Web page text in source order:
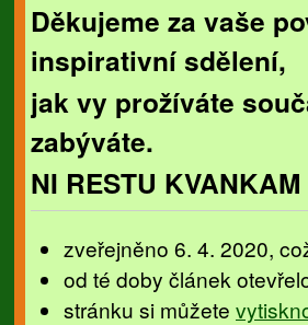
Děkujeme za vaše
inspirativní sdělení,
jak vy prožíváte
zabýváte.
NI RESTU
zveřejněno 6. 4. 2020,
od té doby článek
stránku si můžete